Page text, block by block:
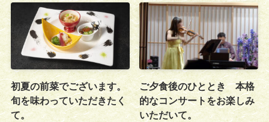
初夏の前菜でございます。
旬を味わっていただきたく
て。
ご夕食後のひととき 本格
的なコンサートをお楽しみ
いただいて。